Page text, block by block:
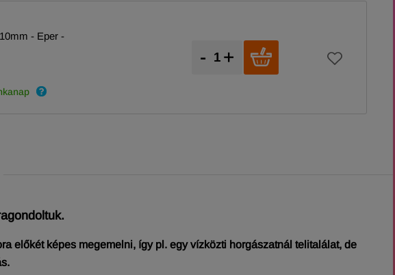
- Eper -
+
-
előkét képes megemelni, így pl. egy vízközti horgászatnál telitalálat, de